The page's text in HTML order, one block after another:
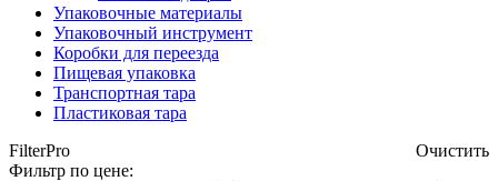
Упаковочные материалы
Упаковочный инструмент
Коробки для переезда
Пищевая упаковка
Транспортная тара
Пластиковая тара
FilterPro
Очистить
Фильтр по цене: